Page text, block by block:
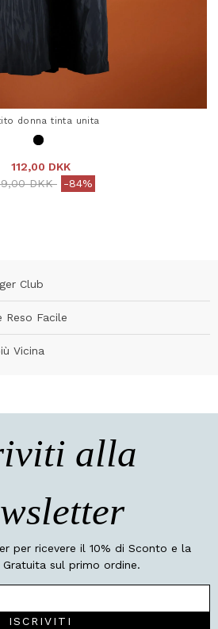
donna tinta unita
112,00 DKK
reduced from
DKKto-84%
Club
Reso Facile
Vicina
alla
per ricevere il 10% di Sconto e la
Gratuita sul primo ordine.
ISCRIVITI